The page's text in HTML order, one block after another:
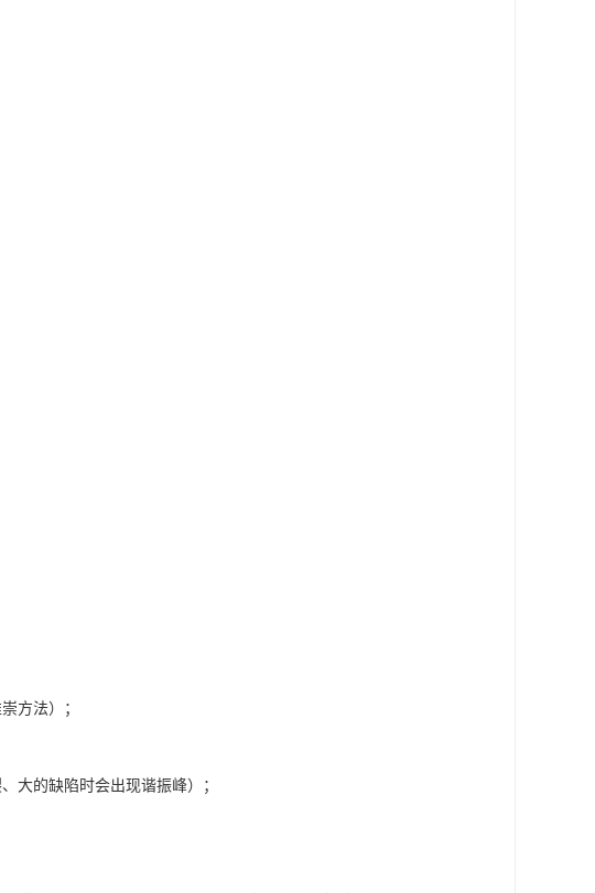
方法）；
大的缺陷时会出现谐振峰）；